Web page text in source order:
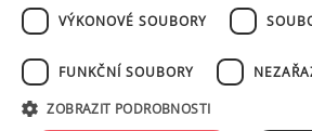
PODMÍNKY UŽITÍ ZÁSADY OCHRANY
NASTAVENÍ COOKIES
tohoto serveru je bez písemného souhlasu
VÝKONOVÉ SOUBORY
FUNKČNÍ SOUBORY
ZOBRAZIT PODROBNOSTI